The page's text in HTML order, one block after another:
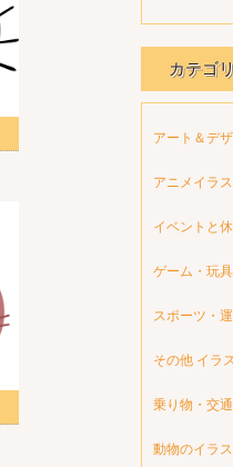
カテゴ
アート＆デ
アニメイラ
イベントと
ゲーム・玩
スポーツ・
その他 イラ
乗り物・交
動物のイラ